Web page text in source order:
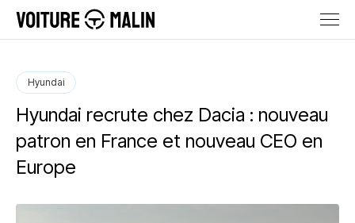
Hyundai
Hyundai recrute chez Dacia : nouveau
patron en France et nouveau CEO en
Europe